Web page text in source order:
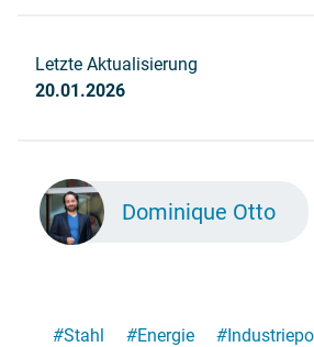
Letzte Aktualisierung
20.01.2026
Dominique Otto
#Stahl #Energie #